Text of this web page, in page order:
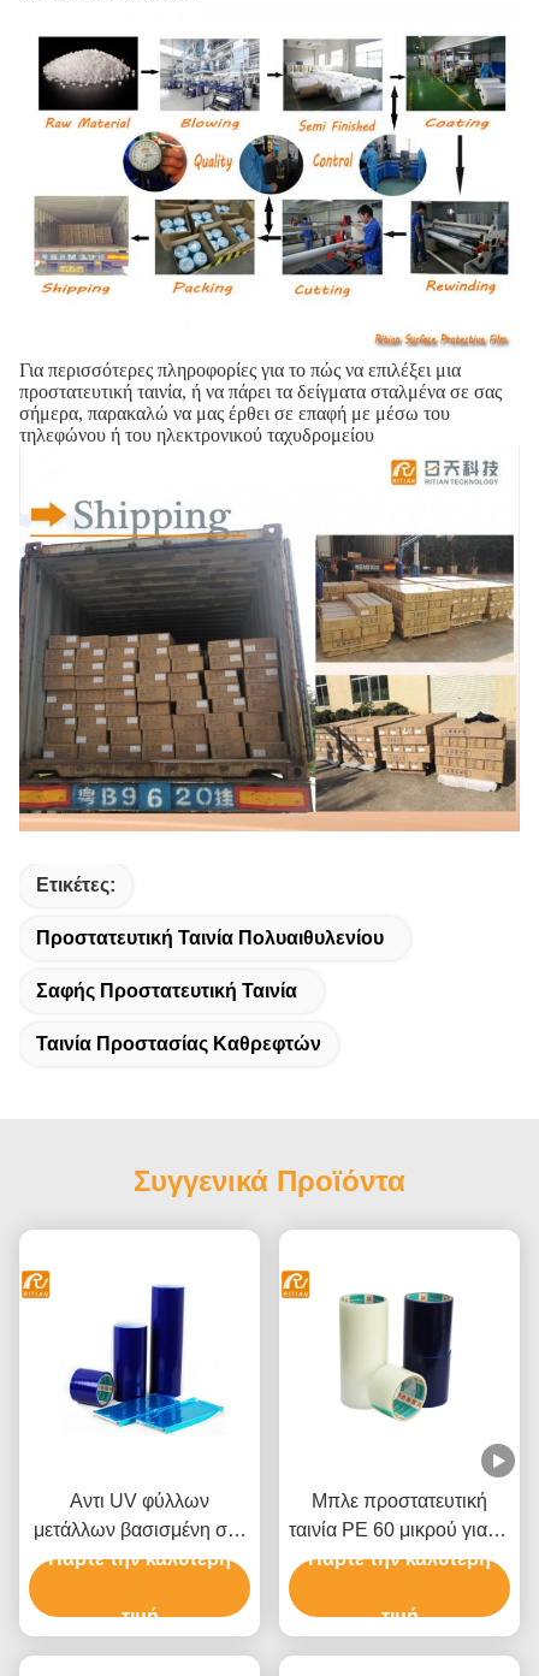
Για περισσότερες πληροφορίες για το πώς να επιλέξει μια
προστατευτική ταινία, ή να πάρει τα δείγματα σταλμένα σε σας
σήμερα, παρακαλώ να μας έρθει σε επαφή με μέσω του
τηλεφώνου ή του ηλεκτρονικού ταχυδρομείου
Ετικέτες:
Προστατευτική Ταινία Πολυαιθυλενίου
Σαφής Προστατευτική Ταινία
Ταινία Προστασίας Καθρεφτών
Συγγενικά Προϊόντα
Αντι UV φύλλων
μετάλλων βασισμένη στο
διαλύτη κόλλα ταινιών
προστατευτική
Πάρτε την καλύτερη
τιμή
Μπλε προστατευτική
ταινία PE 60 μικρού για το
αλουμίνιο ανοξείδωτου
Πάρτε την καλύτερη
τιμή